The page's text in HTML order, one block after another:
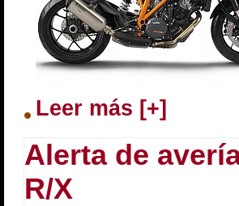
Leer más [+]
Alerta de
R/X